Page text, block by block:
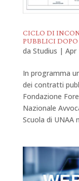
CICLO DI
PUBBLICI
da Studius | Apr
In programma
dei contratti
Fondazione
Nazionale
Scuola di UNAA